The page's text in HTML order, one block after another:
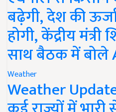
बढ़ेगी, देश की
होगी, केंद्रीय
साथ बैठक में बोले
Weather
Weather